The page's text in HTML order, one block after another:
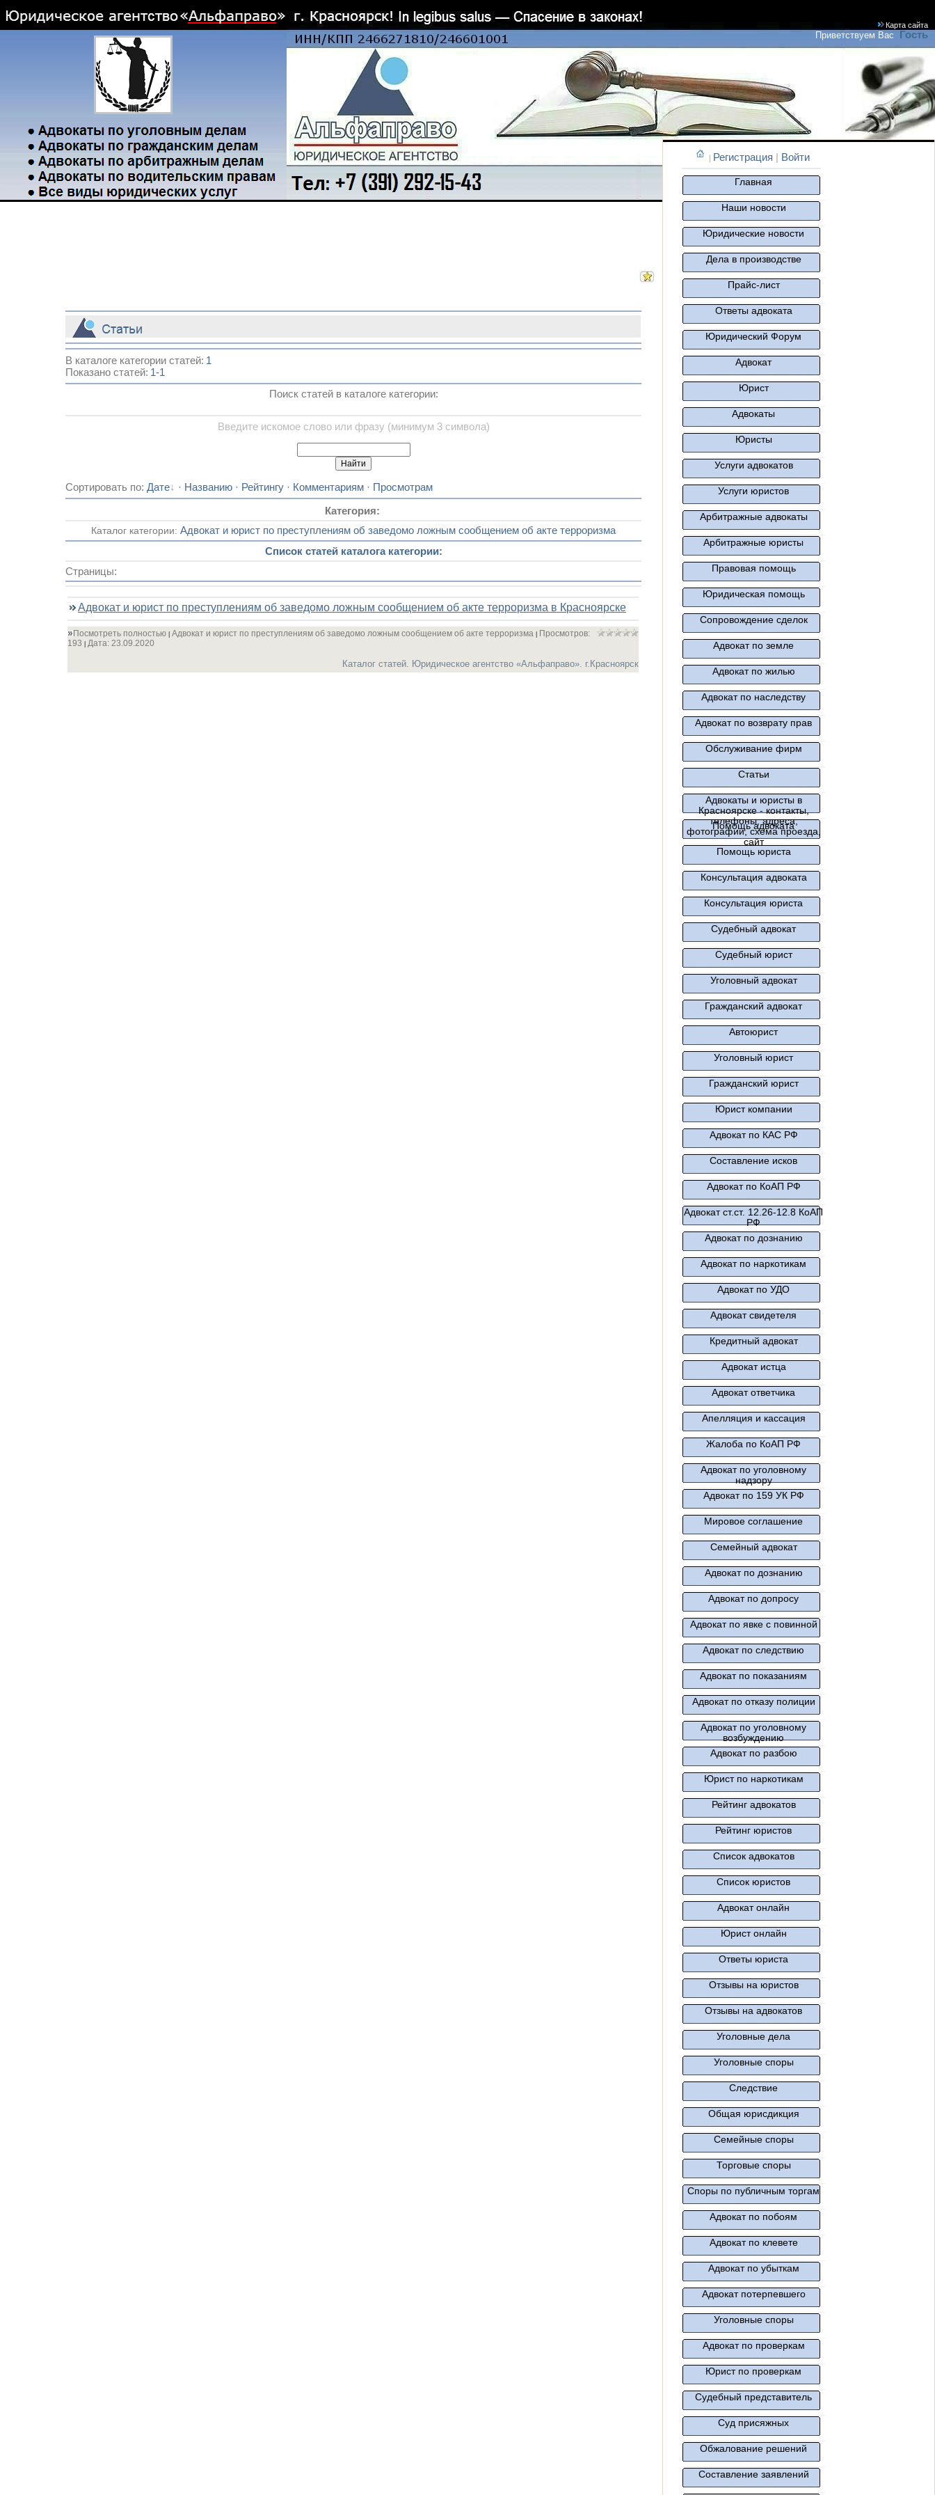
Карта сайта
Приветствуем Вас Гость
В каталоге категории статей: 1
Показано статей: 1-1
Поиск статей в каталоге категории:
Введите искомое слово или фразу (минимум 3 символа)
Сортировать по: Дате · Названию · Рейтингу · Комментариям · Просмотрам
Категория:
Каталог категории:Адвокат и юрист по преступлениям об заведомо ложным сообщением об акте терроризма
Список статей каталога категории:
Страницы:
Адвокат и юрист по преступлениям об заведомо ложным сообщением об акте терроризма в Красноярске
Посмотреть полностью |Адвокат и юрист по преступлениям об заведомо ложным сообщением об акте терроризма
Просмотров:
193 |Дата: 23.09.2020
Каталог статей. Юридическое агентство «Альфаправо». г.Красноярск
| Регистрация Войти
Главная
Наши новости
Юридические новости
Дела в производстве
Прайс-лист
Ответы адвоката
Юридический Форум
Адвокат
Юрист
Адвокаты
Юристы
Услуги адвокатов
Услуги юристов
Арбитражные адвокаты
Арбитражные юристы
Правовая помощь
Юридическая помощь
Сопровождение сделок
Адвокат по земле
Адвокат по жилью
Адвокат по наследству
Адвокат по возврату прав
Обслуживание фирм
Статьи
Адвокаты и юристы в
Красноярске - контакты,
телефоны, адреса,
фотографии, схема проезда,
сайт
Помощь адвоката
Помощь юриста
Консультация адвоката
Консультация юриста
Судебный адвокат
Судебный юрист
Уголовный адвокат
Гражданский адвокат
Автоюрист
Уголовный юрист
Гражданский юрист
Юрист компании
Адвокат по КАС РФ
Составление исков
Адвокат по КоАП РФ
Адвокат ст.ст. 12.26-12.8 КоАП
РФ
Адвокат по дознанию
Адвокат по наркотикам
Адвокат по УДО
Адвокат свидетеля
Кредитный адвокат
Адвокат истца
Адвокат ответчика
Апелляция и кассация
Жалоба по КоАП РФ
Адвокат по уголовному
надзору
Адвокат по 159 УК РФ
Мировое соглашение
Семейный адвокат
Адвокат по дознанию
Адвокат по допросу
Адвокат по явке с повинной
Адвокат по следствию
Адвокат по показаниям
Адвокат по отказу полиции
Адвокат по уголовному
возбуждению
Адвокат по разбою
Юрист по наркотикам
Рейтинг адвокатов
Рейтинг юристов
Список адвокатов
Список юристов
Адвокат онлайн
Юрист онлайн
Ответы юриста
Отзывы на юристов
Отзывы на адвокатов
Уголовные дела
Уголовные споры
Следствие
Общая юрисдикция
Семейные споры
Торговые споры
Споры по публичным торгам
Адвокат по побоям
Адвокат по клевете
Адвокат по убыткам
Адвокат потерпевшего
Уголовные споры
Адвокат по проверкам
Юрист по проверкам
Судебный представитель
Суд присяжных
Обжалование решений
Составление заявлений